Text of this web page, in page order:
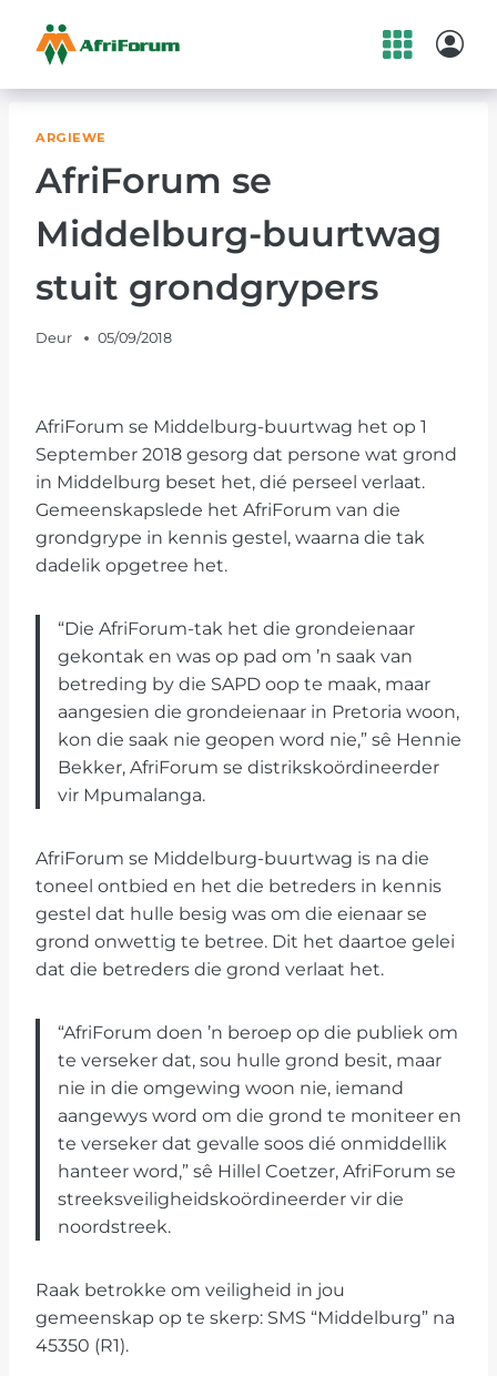
contentARGIEWE
AfriForum se
Middelburg-buurtwag
stuit grondgrypers
Deur 05/09/2018
AfriForum se Middelburg-buurtwag het op 1
September 2018 gesorg dat persone wat grond
in Middelburg beset het, dié perseel verlaat.
Gemeenskapslede het AfriForum van die
grondgrype in kennis gestel, waarna die tak
dadelik opgetree het.
“Die AfriForum-tak het die grondeienaar
gekontak en was op pad om ’n saak van
betreding by die SAPD oop te maak, maar
aangesien die grondeienaar in Pretoria woon,
kon die saak nie geopen word nie,” sê Hennie
Bekker, AfriForum se distrikskoördineerder
vir Mpumalanga.
AfriForum se Middelburg-buurtwag is na die
toneel ontbied en het die betreders in kennis
gestel dat hulle besig was om die eienaar se
grond onwettig te betree. Dit het daartoe gelei
dat die betreders die grond verlaat het.
“AfriForum doen ’n beroep op die publiek om
te verseker dat, sou hulle grond besit, maar
nie in die omgewing woon nie, iemand
aangewys word om die grond te moniteer en
te verseker dat gevalle soos dié onmiddellik
hanteer word,” sê Hillel Coetzer, AfriForum se
streeksveiligheidskoördineerder vir die
noordstreek.
Raak betrokke om veiligheid in jou
gemeenskap op te skerp: SMS “Middelburg” na
45350 (R1).